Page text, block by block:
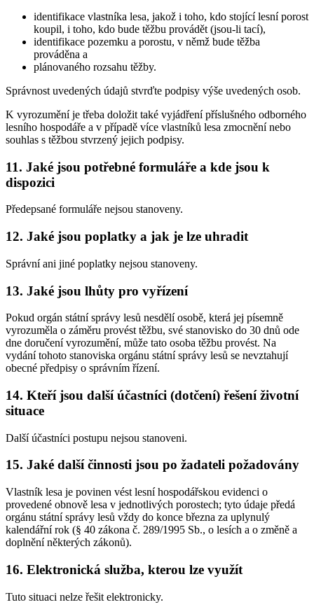
identifikace vlastníka lesa, jakož i toho, kdo stojící lesní porost
koupil, i toho, kdo bude těžbu provádět (jsou-li tací),
identifikace pozemku a porostu, v němž bude těžba
prováděna a
plánovaného rozsahu těžby.
Správnost uvedených údajů stvrďte podpisy výše uvedených osob.
K vyrozumění je třeba doložit také vyjádření příslušného odborného
lesního hospodáře a v případě více vlastníků lesa zmocnění nebo
souhlas s těžbou stvrzený jejich podpisy.
11. Jaké jsou potřebné formuláře a kde jsou k
dispozici
Předepsané formuláře nejsou stanoveny.
12. Jaké jsou poplatky a jak je lze uhradit
Správní ani jiné poplatky nejsou stanoveny.
13. Jaké jsou lhůty pro vyřízení
Pokud orgán státní správy lesů nesdělí osobě, která jej písemně
vyrozuměla o záměru provést těžbu, své stanovisko do 30 dnů ode
dne doručení vyrozumění, může tato osoba těžbu provést. Na
vydání tohoto stanoviska orgánu státní správy lesů se nevztahují
obecné předpisy o správním řízení.
14. Kteří jsou další účastníci (dotčení) řešení životní
situace
Další účastníci postupu nejsou stanoveni.
15. Jaké další činnosti jsou po žadateli požadovány
Vlastník lesa je povinen vést lesní hospodářskou evidenci o
provedené obnově lesa v jednotlivých porostech; tyto údaje předá
orgánu státní správy lesů vždy do konce března za uplynulý
kalendářní rok (§ 40 zákona č. 289/1995 Sb., o lesích a o změně a
doplnění některých zákonů).
16. Elektronická služba, kterou lze využít
Tuto situaci nelze řešit elektronicky.